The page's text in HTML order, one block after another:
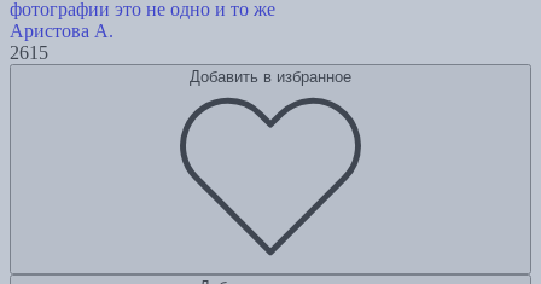
фотографии это не одно и то же
Аристова А.
2615
Добавить в избранное